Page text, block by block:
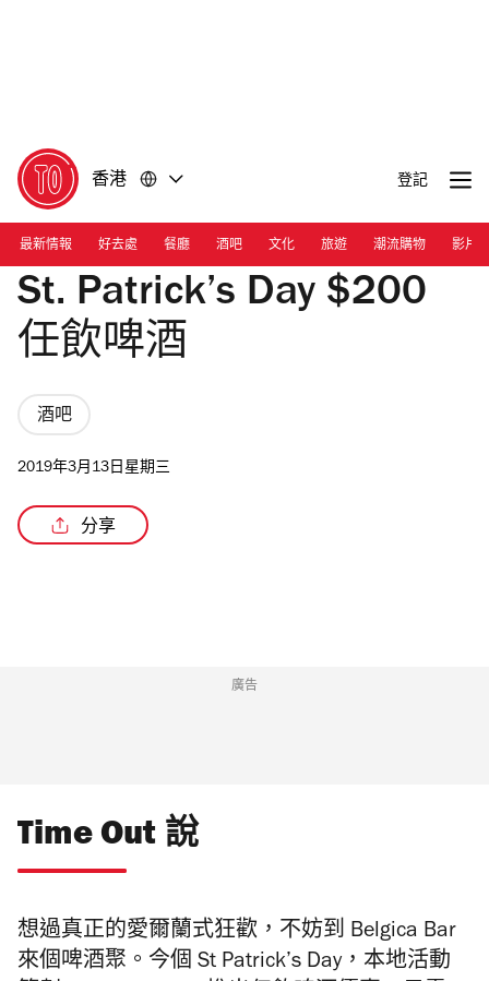
香港 登記
最新情報 好去處 餐廳 酒吧 文化 旅遊 潮流購物 影片
St. Patrick’s Day $200
任飲啤酒
酒吧
2019年3月13日星期三
分享
廣告
Time Out 說
想過真正的愛爾蘭式狂歡，不妨到 Belgica Bar
來個啤酒聚。今個 St Patrick’s Day，本地活動